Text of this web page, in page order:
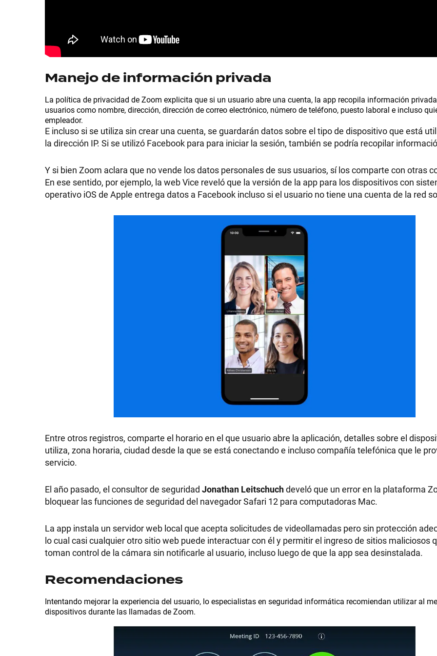
Manejo de información privada
La política de privacidad de Zoom explicita que si un usuario abre una cuenta, la app recopila información
usuarios como nombre, dirección, dirección de correo electrónico, número de teléfono, puesto laboral e incluso
empleador.
E incluso si se utiliza sin crear una cuenta, se guardarán datos sobre el tipo de dispositivo que está
la dirección IP. Si se utilizó Facebook para para iniciar la sesión, también se podría recopilar
Y si bien Zoom aclara que no vende los datos personales de sus usuarios, sí los comparte con otras
En ese sentido, por ejemplo, la web Vice reveló que la versión de la app para los dispositivos con
operativo iOS de Apple entrega datos a Facebook incluso si el usuario no tiene una cuenta de la red
Entre otros registros, comparte el horario en el que usuario abre la aplicación, detalles sobre el
utiliza, zona horaria, ciudad desde la que se está conectando e incluso compañía telefónica que le
servicio.
El año pasado, el consultor de seguridad Jonathan Leitschuchdeveló que un error en la plataforma
bloquear las funciones de seguridad del navegador Safari 12 para computadoras Mac.
La app instala un servidor web local que acepta solicitudes de videollamadas pero sin protección
lo cual casi cualquier otro sitio web puede interactuar con él y permitir el ingreso de sitios maliciosos
toman control de la cámara sin notificarle al usuario, incluso luego de que la app sea desinstalada.
Recomendaciones
Intentando mejorar la experiencia del usuario, lo especialistas en seguridad informática recomiendan utilizar al
dispositivos durante las llamadas de Zoom.
GRAN
HERMANO
SALUD
DEPORTES
TECNOLOGÍA